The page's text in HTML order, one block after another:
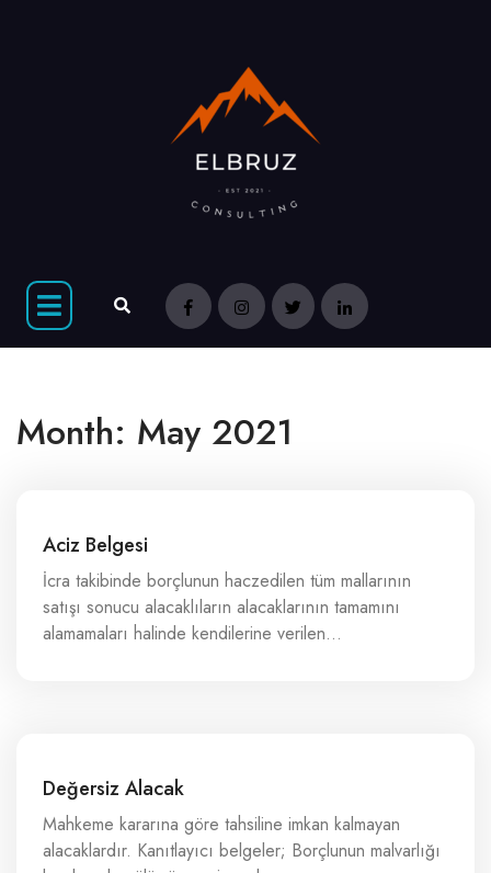
Month: May 2021
Aciz Belgesi
İcra takibinde borçlunun haczedilen tüm mallarının
satışı sonucu alacaklıların alacaklarının tamamını
alamamaları halinde kendilerine verilen…
Değersiz Alacak
Mahkeme kararına göre tahsiline imkan kalmayan
alacaklardır. Kanıtlayıcı belgeler; Borçlunun malvarlığı